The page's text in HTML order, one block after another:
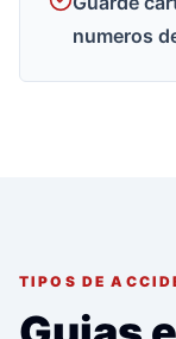
numeros
TIPOS DE